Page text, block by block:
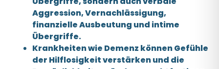
Aggression, Vernachlässigung,
finanzielle Ausbeutung und intime
Übergriffe.
Krankheiten wie Demenz können Gefühle
der Hilflosigkeit verstärken und die